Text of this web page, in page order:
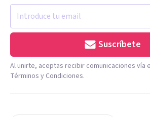
Suscríbete
Al unirte, aceptas recibir comunicaciones vía
Términos y Condiciones.